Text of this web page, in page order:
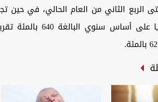
حتى الربع الثاني من العام الحالي، في
النشطين شهريا على